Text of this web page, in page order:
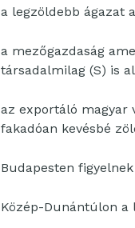
a legzöldebb ágazat
a mezőgazdaság
társadalmilag (S) is
az exportáló magyar
fakadóan kevésbé
Budapesten
Közép-Dunántúlon a